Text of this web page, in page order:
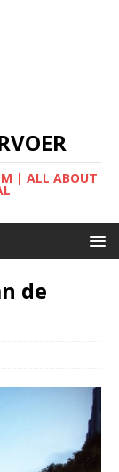
| ALL ABOUT
de